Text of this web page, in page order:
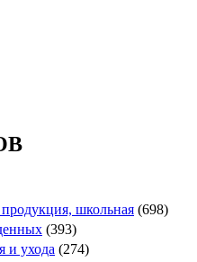
школьная (698)
(393)
и ухода (274)